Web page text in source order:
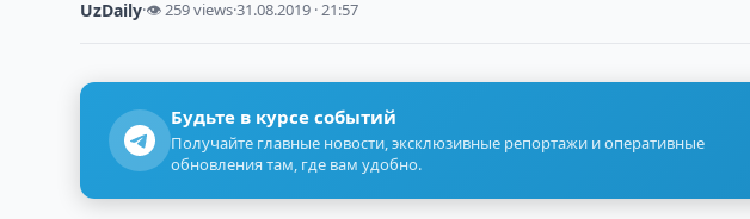
UzDaily·👁 259 views·31.08.2019 · 21:57
Будьте в курсе событий
Получайте главные новости, эксклюзивные репортажи и оперативные
обновления там, где вам удобно.